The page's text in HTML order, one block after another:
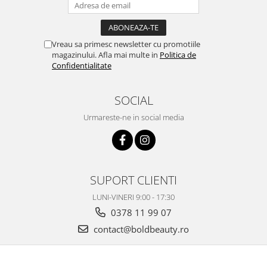
Vreau sa primesc newsletter cu promotiile
magazinului. Afla mai multe in Politica de
Confidentialitate
SOCIAL
Urmareste-ne in social media
SUPORT CLIENTI
LUNI-VINERI 9:00 - 17:30
0378 11 99 07
contact@boldbeauty.ro